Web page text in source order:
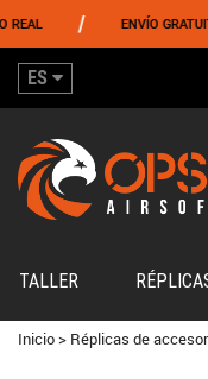
/ ENVÍO GRATUITO A
ES
TALLER
Inicio> Réplicas de